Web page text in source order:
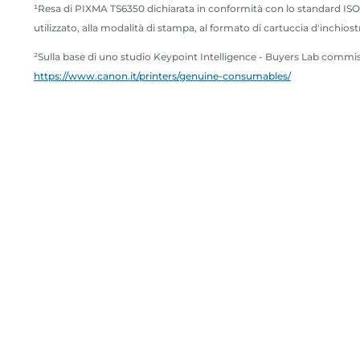
e
¹Resa di PIXMA TS6350 dichiarata in conformità con lo standard
utilizzato, alla modalità di stampa, al formato di cartuccia
²Sulla base di uno studio Keypoint Intelligence - Buyers Lab
https://www.canon.it/printers/genuine-consumables/